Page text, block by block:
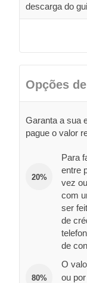
descarga do
Opções
Garanta a sua
pague o valor
20%
Para
entre
vez
com
ser
de
de
80%
O
ou